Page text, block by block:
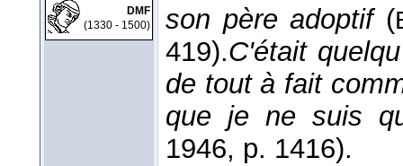
DMF
(1330 - 1500)
son père adoptif(
419).C'était
de tout à fait
que je ne suis
1946, p. 1416).